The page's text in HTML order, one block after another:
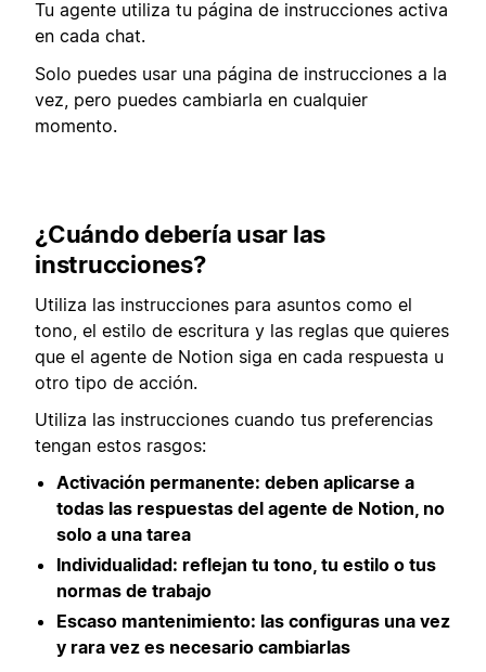
Tu agente utiliza tu página de instrucciones activa
en cada chat.
Solo puedes usar una página de instrucciones a la
vez, pero puedes cambiarla en cualquier
momento.
¿Cuándo debería usar las
instrucciones?
Utiliza las instrucciones para asuntos como el
tono, el estilo de escritura y las reglas que quieres
que el agente de Notion siga en cada respuesta u
otro tipo de acción.
Utiliza las instrucciones cuando tus preferencias
tengan estos rasgos:
Activación permanente: deben aplicarse a
todas las respuestas del agente de Notion, no
solo a una tarea
Individualidad: reflejan tu tono, tu estilo o tus
normas de trabajo
Escaso mantenimiento: las configuras una vez
y rara vez es necesario cambiarlas